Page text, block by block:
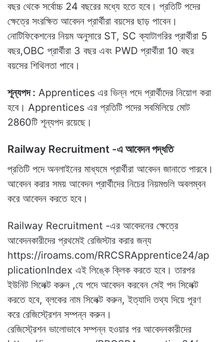
বছর থেকে সর্বোচ্চ 24 বছরের মধ্যে হতে হবে। প্রতিটি পদের
ক্ষেত্রে সংরক্ষিত আবেদন প্রার্থীরা বয়সের ছাড় পাবেন।
নোটিফিকেশনের নিয়ম অনুসারে ST, SC ক্যাটাগরির প্রার্থীরা 5
বছর,OBC প্রার্থীরা 3 বছর এবং PWD প্রার্থীরা 10 বছর
বয়সের শিথিলতা পাবে।
শূন্যপদ : Apprentices এর ভিন্ন পদে প্রার্থীদের নিয়োগ করা
হবে। Apprentices এর প্রতিটি পদের সবমিলিয়ে মোট
2860টি শূন্যপদ রয়েছে।
Railway Recruitment -এ আবেদন পদ্ধতি
প্রতিটি পদে অনলাইনের মাধ্যমে প্রার্থীরা আবেদন জানাতে পারবে।
আবেদন করার সময় আবেদন প্রার্থীদের নিচের নিয়মগুলি অবলম্বন
করে আবেদন করতে হবে।
Railway Recruitment -এর আবেদনের ক্ষেত্রে
আবেদনকারীদের প্রথমেই রেজিস্টার করার জন্য
https://iroams.com/RRCSRApprentice24/ap
plicationIndex এই লিঙ্কে ক্লিক করতে হবে। তারপর
ইউনিট সিলেক্ট করুন ,যে পদে আবেদন করবেন সেই পদ সিলেক্ট
করতে হবে, ব্লকের নাম সিলেক্ট করুন, ইত্যাদি তথ্য দিয়ে পূরণ
করে রেজিস্ট্রেশন সম্পন্ন করুন।
রেজিস্ট্রেশন ভালোভাবে সম্পন্ন হওয়ার পর আবেদনকারীদের